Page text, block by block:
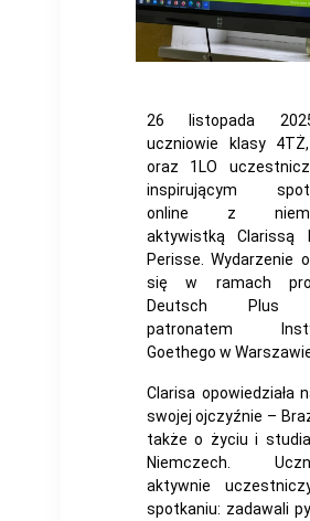
26 listopada
uczniowie klasy
oraz 1LO
inspirującym
online z
aktywistką Clarissą
Perisse. Wydarzenie
się w ramach
Deutsch Plus
patronatem
Goethego w
Clarisa opowiedziała
swojej ojczyźnie –
także o życiu i
Niemczech.
aktywnie
spotkaniu: zadawali